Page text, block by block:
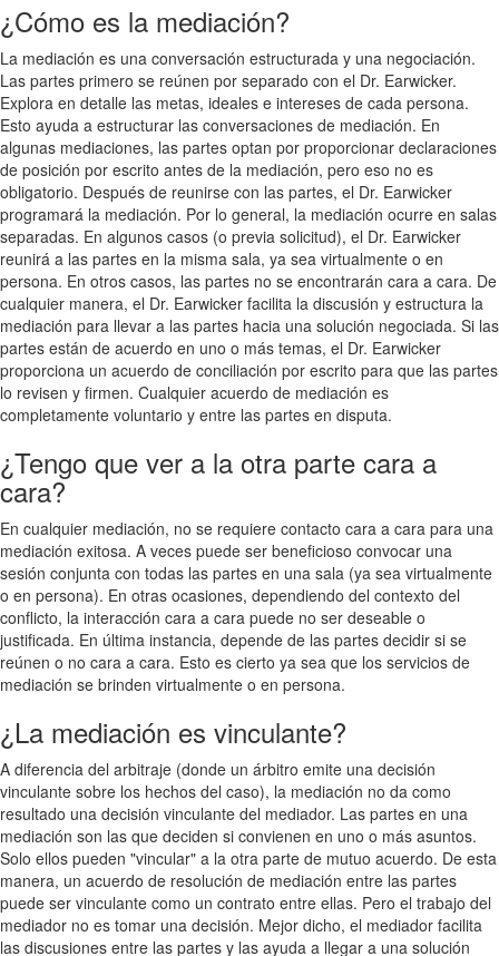
¿Cómo es la mediación?
La mediación es una conversación estructurada y una negociación.
Las partes primero se reúnen por separado con el Dr. Earwicker.
Explora en detalle las metas, ideales e intereses de cada persona.
Esto ayuda a estructurar las conversaciones de mediación. En
algunas mediaciones, las partes optan por proporcionar declaraciones
de posición por escrito antes de la mediación, pero eso no es
obligatorio. Después de reunirse con las partes, el Dr. Earwicker
programará la mediación. Por lo general, la mediación ocurre en salas
separadas. En algunos casos (o previa solicitud), el Dr. Earwicker
reunirá a las partes en la misma sala, ya sea virtualmente o en
persona. En otros casos, las partes no se encontrarán cara a cara. De
cualquier manera, el Dr. Earwicker facilita la discusión y estructura la
mediación para llevar a las partes hacia una solución negociada. Si las
partes están de acuerdo en uno o más temas, el Dr. Earwicker
proporciona un acuerdo de conciliación por escrito para que las partes
lo revisen y firmen. Cualquier acuerdo de mediación es
completamente voluntario y entre las partes en disputa.
¿Tengo que ver a la otra parte cara a
cara?
En cualquier mediación, no se requiere contacto cara a cara para una
mediación exitosa. A veces puede ser beneficioso convocar una
sesión conjunta con todas las partes en una sala (ya sea virtualmente
o en persona). En otras ocasiones, dependiendo del contexto del
conflicto, la interacción cara a cara puede no ser deseable o
justificada. En última instancia, depende de las partes decidir si se
reúnen o no cara a cara. Esto es cierto ya sea que los servicios de
mediación se brinden virtualmente o en persona.
¿La mediación es vinculante?
A diferencia del arbitraje (donde un árbitro emite una decisión
vinculante sobre los hechos del caso), la mediación no da como
resultado una decisión vinculante del mediador. Las partes en una
mediación son las que deciden si convienen en uno o más asuntos.
Solo ellos pueden "vincular" a la otra parte de mutuo acuerdo. De esta
manera, un acuerdo de resolución de mediación entre las partes
puede ser vinculante como un contrato entre ellas. Pero el trabajo del
mediador no es tomar una decisión. Mejor dicho, el mediador facilita
las discusiones entre las partes y las ayuda a llegar a una solución